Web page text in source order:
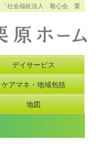
「社会福祉法人 敬心会 栗
デイサービス
ケアマネ・地域包括
地図